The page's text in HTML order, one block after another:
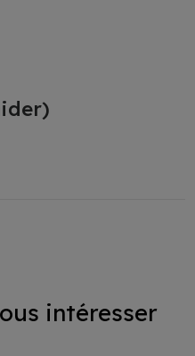
intéresser